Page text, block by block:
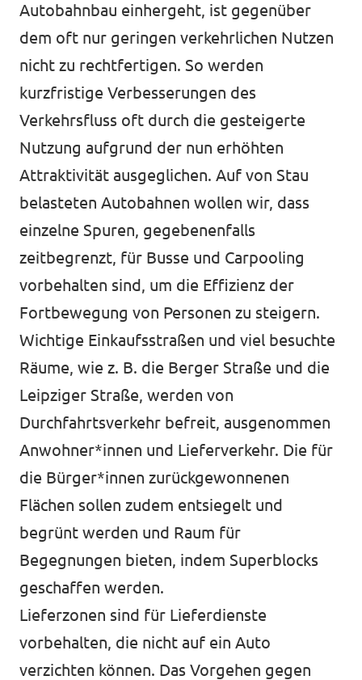
Autobahnbau einhergeht, ist gegenüber
dem oft nur geringen verkehrlichen Nutzen
nicht zu rechtfertigen. So werden
kurzfristige Verbesserungen des
Verkehrsfluss oft durch die gesteigerte
Nutzung aufgrund der nun erhöhten
Attraktivität ausgeglichen. Auf von Stau
belasteten Autobahnen wollen wir, dass
einzelne Spuren, gegebenenfalls
zeitbegrenzt, für Busse und Carpooling
vorbehalten sind, um die Effizienz der
Fortbewegung von Personen zu steigern.
Wichtige Einkaufsstraßen und viel besuchte
Räume, wie z. B. die Berger Straße und die
Leipziger Straße, werden von
Durchfahrtsverkehr befreit, ausgenommen
Anwohner*innen und Lieferverkehr. Die für
die Bürger*innen zurückgewonnenen
Flächen sollen zudem entsiegelt und
begrünt werden und Raum für
Begegnungen bieten, indem Superblocks
geschaffen werden.
Lieferzonen sind für Lieferdienste
vorbehalten, die nicht auf ein Auto
verzichten können. Das Vorgehen gegen